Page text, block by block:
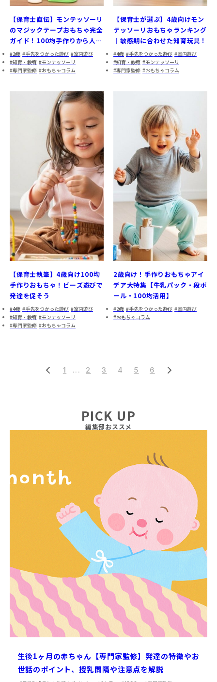
【保育士直伝】モンテッソーリ
のマジックテープおもちゃ完全
ガイド！100均手作りから人気
商品まで徹底解説
2歳 手先をつかった遊び
室内遊び
知育・教育
モンテッソーリ
専門家監修
おもちゃコラム
【保育士が選ぶ】4歳向けモン
テッソーリおもちゃランキング
｜敏感期に合わせた知育玩具！
4歳 手先をつかった遊び
室内遊び
知育・教育
モンテッソーリ
専門家監修
おもちゃコラム
【保育士執筆】4歳向け100均
手作りおもちゃ！ビーズ遊びで
発達を促そう
4歳 手先をつかった遊び
室内遊び
知育・教育
モンテッソーリ
専門家監修
おもちゃコラム
2歳向け！手作りおもちゃアイ
デア大特集【牛乳パック・段ボ
ール・100均活用】
2歳 手先をつかった遊び
室内遊び
おもちゃコラム
1 ... 2 3 4 5 6
PICK UP
編集部おススメ
生後1ヶ月の赤ちゃん【専門家監修】発達の特徴やお
世話のポイント、授乳間隔や注意点を解説